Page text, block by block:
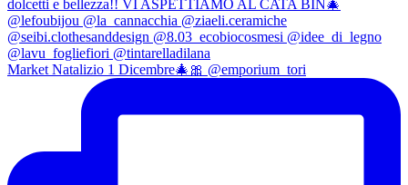
Market Natalizio 1 Dicembre🎄🎀 @emporium_tori